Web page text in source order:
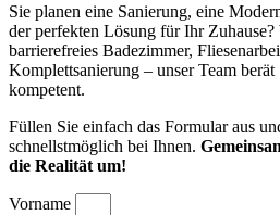
Sie planen eine Sanierung, eine
der perfekten Lösung für Ihr
barrierefreies Badezimmer,
Komplettsanierung – unser Team
kompetent.
Füllen Sie einfach das Formular aus
schnellstmöglich bei Ihnen.
die Realität um!
Vorname